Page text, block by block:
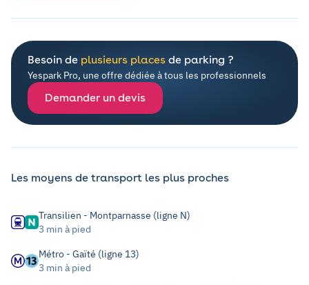
Besoin de plusieurs places de parking ?
Yespark Pro, une offre dédiée à tous les professionnels
Demander un devis
Les moyens de transport les plus proches
Transilien - Montparnasse (ligne N)
3 min à pied
Métro - Gaïté (ligne 13)
3 min à pied